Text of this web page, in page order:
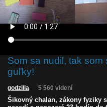
Som sa nudil, tak som
guľky!
godzilla 5 560 videní
Šikovný chalan, zákony fyziky